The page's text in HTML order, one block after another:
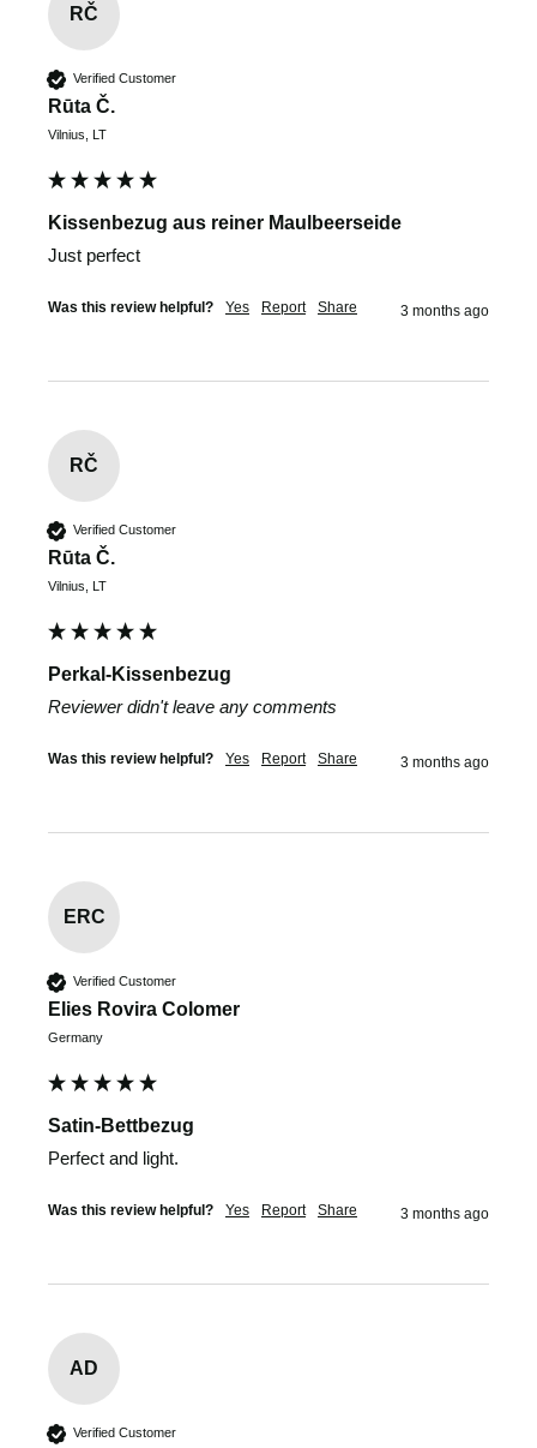
RČ
Verified Customer
Rūta Č.
Vilnius, LT
Kissenbezug aus reiner Maulbeerseide
Just perfect
Was this review helpful? Yes Report Share 3 months ago
RČ
Verified Customer
Rūta Č.
Vilnius, LT
Perkal-Kissenbezug
Reviewer didn't leave any comments
Was this review helpful? Yes Report Share 3 months ago
ERC
Verified Customer
Elies Rovira Colomer
Germany
Satin-Bettbezug
Perfect and light.
Was this review helpful? Yes Report Share 3 months ago
AD
Verified Customer